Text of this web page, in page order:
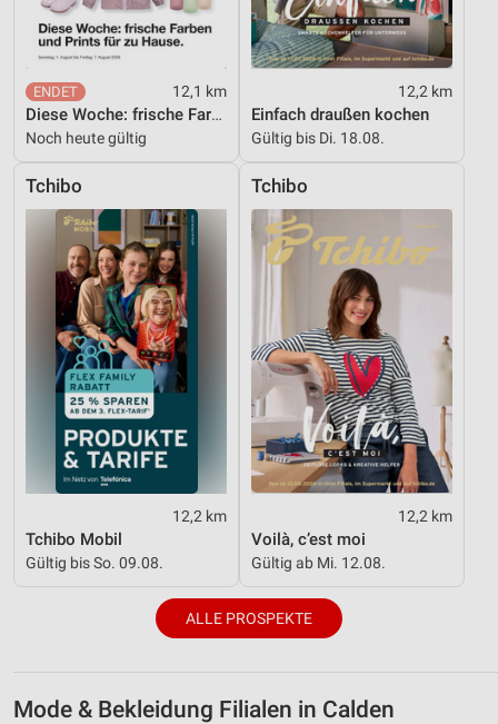
12,1 km
Diese Woche: frische Farben und Prints für zu Hause.
Noch heute gültig
12,2 km
Einfach draußen kochen
Gültig bis Di. 18.08.
Tchibo
12,2 km
Tchibo Mobil
Gültig bis So. 09.08.
Tchibo
12,2 km
Voilà, c’est moi
Gültig ab Mi. 12.08.
ALLE PROSPEKTE
Mode & Bekleidung Filialen in Calden